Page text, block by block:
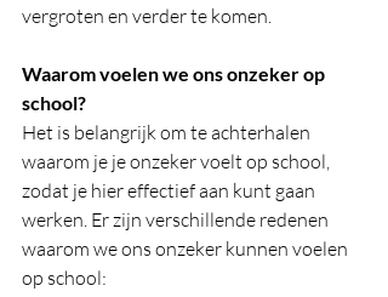
vergroten en verder te komen.
Waarom voelen we ons onzeker op
school?
Het is belangrijk om te achterhalen
waarom je je onzeker voelt op school,
zodat je hier effectief aan kunt gaan
werken. Er zijn verschillende redenen
waarom we ons onzeker kunnen voelen
op school: